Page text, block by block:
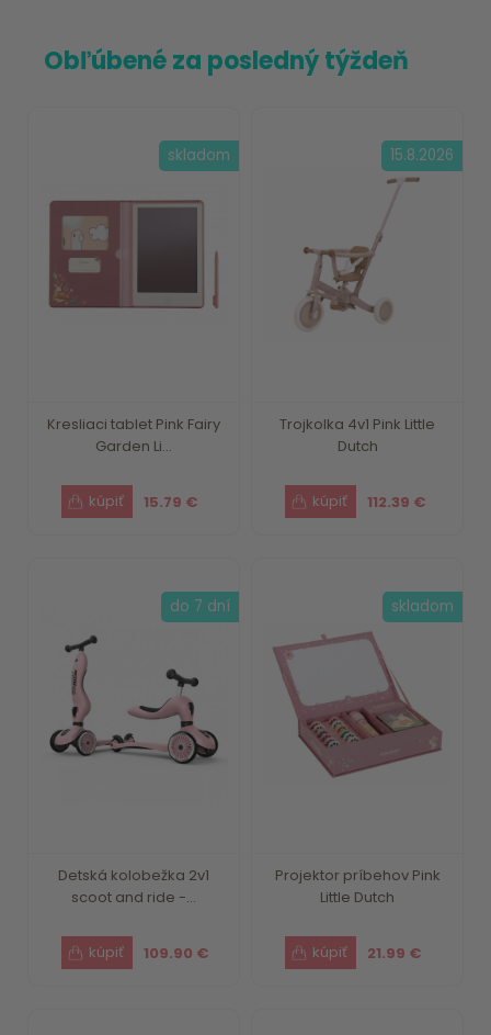
Obľúbené za posledný týždeň
Kresliaci tablet Pink Fairy
Garden Li...
15.79 €
skladom
Trojkolka 4v1 Pink Little
Dutch
112.39 €
15.8.2026
Detská kolobežka 2v1
scoot and ride -...
109.90 €
do 7 dní
Projektor príbehov Pink
Little Dutch
21.99 €
skladom